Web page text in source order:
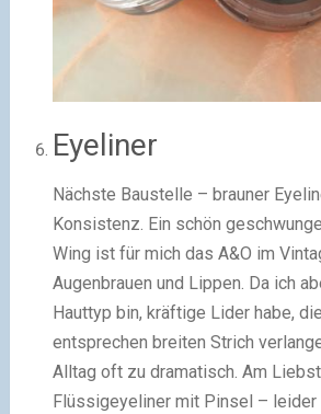
Eyeliner
Nächste Baustelle – brauner
Konsistenz. Ein schön
Wing ist für mich das A&O im
Augenbrauen und Lippen. Da ich
Hauttyp bin, kräftige Lider habe,
entsprechen breiten Strich
Alltag oft zu dramatisch. Am
Flüssigeyeliner mit Pinsel –